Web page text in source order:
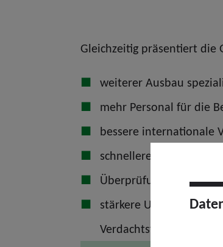
Gleichzeitig präsentiert die
weiterer Ausbau
mehr Personal für die
bessere internationale
schnellere und
Überprüfung
stärkere Unterstützung
Verdachtsfällen.